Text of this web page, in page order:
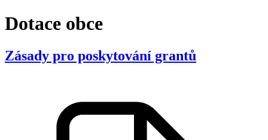
Dotace obce
Zásady pro poskytování grantů